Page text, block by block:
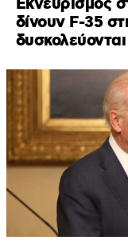
Εκνευρισμός
δίνουν F-35